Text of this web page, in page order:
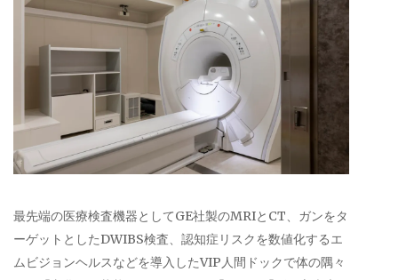
最先端の医療検査機器としてGE社製のMRIとCT、ガンをタ
ーゲットとしたDWIBS検査、認知症リスクを数値化するエ
ムビジョンヘルスなどを導入したVIP人間ドックで体の隅々